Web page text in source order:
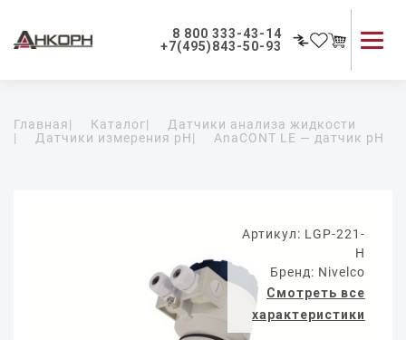
8 800 333-43-14
+7(495)843-50-93
Применение приборов
Главная| Каталог|
Датчики анализа жидкости
|
Датчики измерения pH| AnaCONT LE — датчик pH
Артикул: LGP-221-
H
Бренд: Nivelco
Смотреть все
характеристики